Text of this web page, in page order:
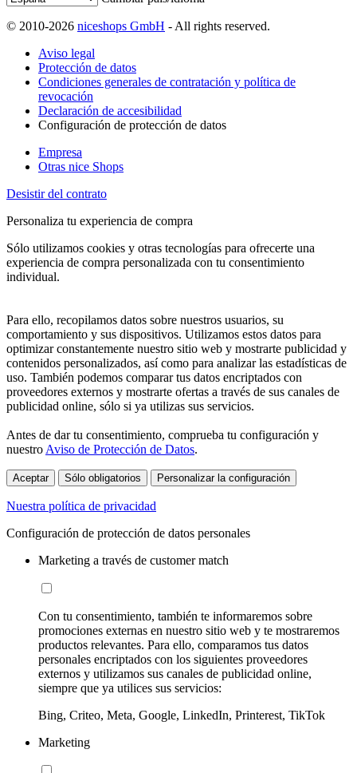
© 2010-2026 niceshops GmbH - All rights reserved.
Aviso legal
Protección de datos
Condiciones generales de contratación y política de
revocación
Declaración de accesibilidad
Configuración de protección de datos
Empresa
Otras nice Shops
Desistir del contrato
Personaliza tu experiencia de compra
Sólo utilizamos cookies y otras tecnologías para ofrecerte una
experiencia de compra personalizada con tu consentimiento
individual.
Para ello, recopilamos datos sobre nuestros usuarios, su
comportamiento y sus dispositivos. Utilizamos estos datos para
optimizar constantemente nuestro sitio web y mostrarte publicidad y
contenidos personalizados, así como para analizar las estadísticas de
uso. También podemos comparar tus datos encriptados con
proveedores externos y mostrarte ofertas a través de sus canales de
publicidad online, sólo si ya utilizas sus servicios.
Antes de dar tu consentimiento, comprueba tu configuración y
nuestro Aviso de Protección de Datos.
Aceptar Sólo obligatorios Personalizar la configuración
Nuestra política de privacidad
Configuración de protección de datos personales
Marketing a través de customer match
Con tu consentimiento, también te informaremos sobre
promociones externas en nuestro sitio web y te mostraremos
productos relevantes. Para ello, comparamos tus datos
personales encriptados con los siguientes proveedores
externos y utilizamos sus canales de publicidad online,
siempre que ya utilices sus servicios:
Bing, Criteo, Meta, Google, LinkedIn, Printerest, TikTok
Marketing